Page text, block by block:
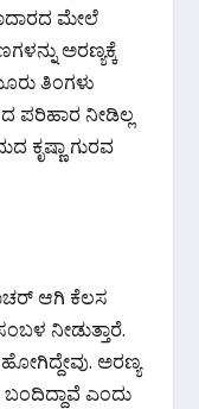
ಮೇಲೆ
ಅರಣ್ಯಕ್ಕೆ
ತಿಂಗಳು
ನೀಡಿಲ್ಲ
ಕೃಷ್ಣಾ ಗುರವ
ಆಗಿ ಕೆಲಸ
ನೀಡುತ್ತಾರೆ.
ಅರಣ್ಯ
ಎಂದು